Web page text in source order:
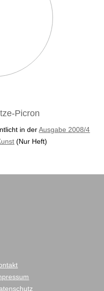
Picron
in derAusgabe 2008/4
(Nur Heft)